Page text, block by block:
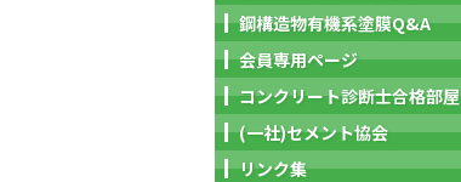
鋼構造物有機系塗膜Q&A
会員専用ページ
コンクリート診断士合格部屋
(一社)セメント協会
リンク集